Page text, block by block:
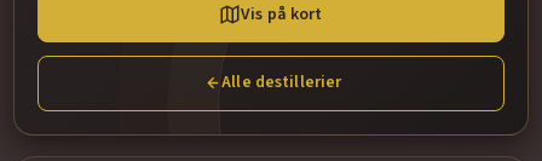
Vis på kort
Alle destillerier